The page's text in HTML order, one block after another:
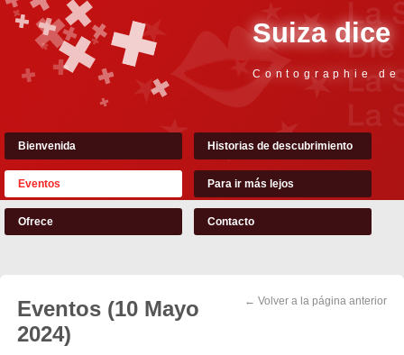
Suiza dice
Contographie
Bienvenida Historias de descubrimiento
Eventos Para ir más lejos
Ofrece Contacto
← Volver a la página anterior
Eventos (10 Mayo
2024)